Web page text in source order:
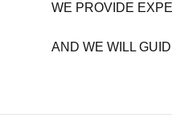
WE PROVIDE
AND WE WILL